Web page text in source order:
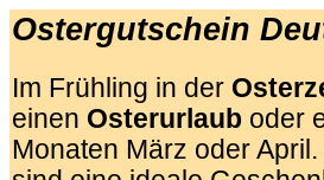
Ostergutschein
Im Frühling in der
einen Osterurlaub oder
Monaten März oder April.